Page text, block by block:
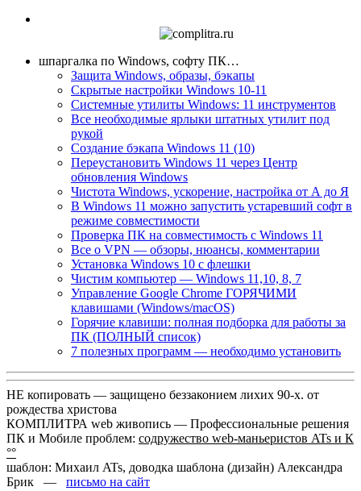
шпаргалка по Windows, софту ПК…
Защита Windows, образы, бэкапы
Скрытые настройки Windows 10-11
Системные утилиты Windows: 11 инструментов
Все необходимые ярлыки штатных утилит под
рукой
Создание бэкапа Windows 11 (10)
Переустановить Windows 11 через Центр
обновления Windows
Чистота Windows, ускорение, настройка от А до Я
В Windows 11 можно запустить устаревший софт в
режиме совместимости
Проверка ПК на совместимость с Windows 11
Все о VPN — обзоры, нюансы, комментарии
Установка Windows 10 с флешки
Чистим компьютер — Windows 11,10, 8, 7
Управление Google Chrome ГОРЯЧИМИ
клавишами (Windows/macOS)
Горячие клавиши: полная подборка для работы за
ПК (ПОЛНЫЙ список)
7 полезных программ — необходимо установить
НЕ копировать — защищено беззаконием лихих 90-х. от
рождества христова
КОМПЛИТРА web живопись — Профессиональные решения
ПК и Мобиле проблем: содружество web-маньеристов ATs и К
°°
шаблон: Михаил ATs, доводка шаблона (дизайн) Александра
Брик — письмо на сайт